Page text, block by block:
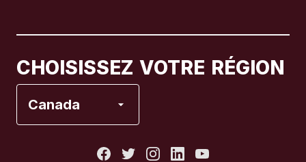
CHOISISSEZ VOTRE RÉGION
Canada